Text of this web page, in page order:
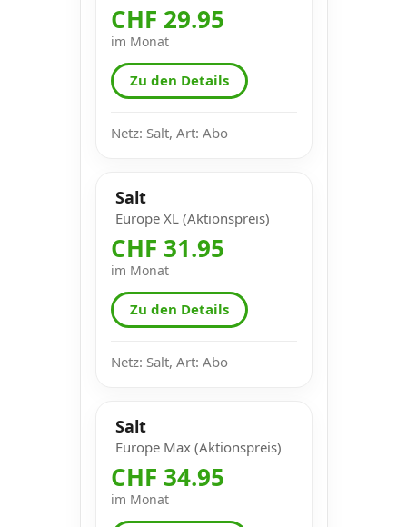
CHF 29.95
im Monat
Zu den Details
Netz: Salt, Art: Abo
Salt
Europe XL (Aktionspreis)
CHF 31.95
im Monat
Zu den Details
Netz: Salt, Art: Abo
Salt
Europe Max (Aktionspreis)
CHF 34.95
im Monat